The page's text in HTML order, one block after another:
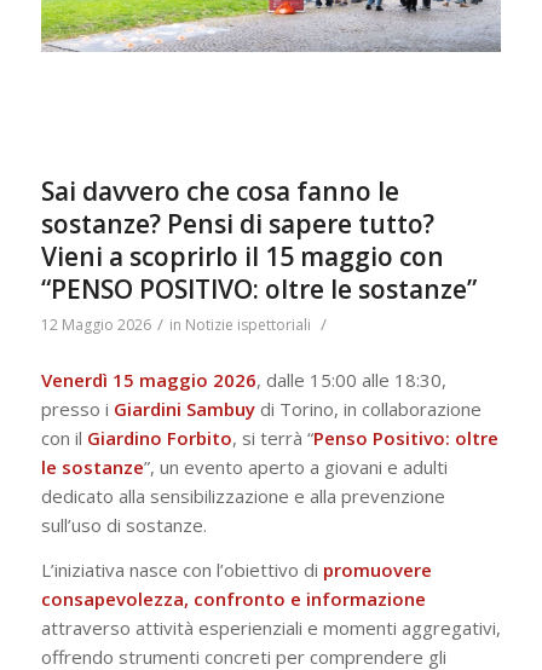
Sai davvero che cosa fanno le
sostanze? Pensi di sapere tutto?
Vieni a scoprirlo il 15 maggio con
“PENSO POSITIVO: oltre le sostanze”
12 Maggio 2026 / in Notizie ispettoriali /
Venerdì 15 maggio 2026, dalle 15:00 alle 18:30,
presso i Giardini Sambuy di Torino, in collaborazione
con il Giardino Forbito, si terrà “Penso Positivo: oltre
le sostanze”, un evento aperto a giovani e adulti
dedicato alla sensibilizzazione e alla prevenzione
sull’uso di sostanze.
L’iniziativa nasce con l’obiettivo di promuovere
consapevolezza, confronto e informazione
attraverso attività esperienziali e momenti aggregativi,
offrendo strumenti concreti per comprendere gli